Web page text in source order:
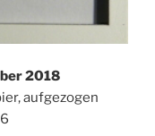
2018
aufgezogen